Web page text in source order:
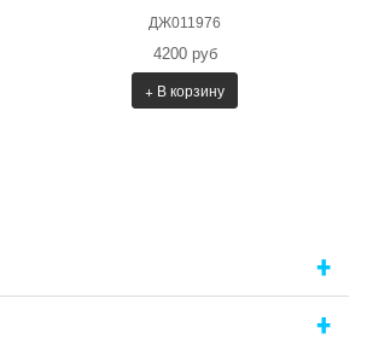
ДЖ011976
4200 руб
+ В корзину
+
+